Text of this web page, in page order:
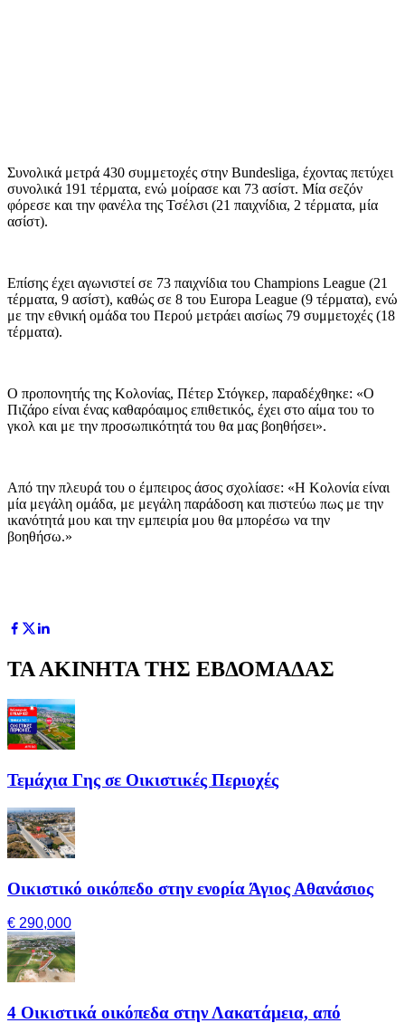
Συνολικά μετρά 430 συμμετοχές στην Bundesliga, έχοντας πετύχει
συνολικά 191 τέρματα, ενώ μοίρασε και 73 ασίστ. Μία σεζόν
φόρεσε και την φανέλα της Τσέλσι (21 παιχνίδια, 2 τέρματα, μία
ασίστ).
Επίσης έχει αγωνιστεί σε 73 παιχνίδια του Champions League (21
τέρματα, 9 ασίστ), καθώς σε 8 του Europa League (9 τέρματα), ενώ
με την εθνική ομάδα του Περού μετράει αισίως 79 συμμετοχές (18
τέρματα).
Ο προπονητής της Κολονίας, Πέτερ Στόγκερ, παραδέχθηκε: «Ο
Πιζάρο είναι ένας καθαρόαιμος επιθετικός, έχει στο αίμα του το
γκολ και με την προσωπικότητά του θα μας βοηθήσει».
Από την πλευρά του ο έμπειρος άσος σχολίασε: «Η Κολονία είναι
μία μεγάλη ομάδα, με μεγάλη παράδοση και πιστεύω πως με την
ικανότητά μου και την εμπειρία μου θα μπορέσω να την
βοηθήσω.»
ΤΑ ΑΚΙΝΗΤΑ ΤΗΣ ΕΒΔΟΜΑΔΑΣ
Τεμάχια Γης σε Οικιστικές Περιοχές
Οικιστικό οικόπεδο στην ενορία Άγιος Αθανάσιος
€ 290,000
4 Οικιστικά οικόπεδα στην Λακατάμεια, από